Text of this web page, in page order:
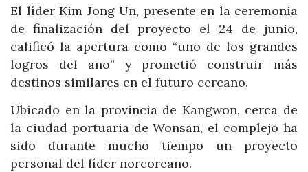
El líder Kim Jong Un, presente en la ceremonia
de finalización del proyecto el 24 de junio,
calificó la apertura como “uno de los grandes
logros del año” y prometió construir más
destinos similares en el futuro cercano.
Ubicado en la provincia de Kangwon, cerca de
la ciudad portuaria de Wonsan, el complejo ha
sido durante mucho tiempo un proyecto
personal del líder norcoreano.